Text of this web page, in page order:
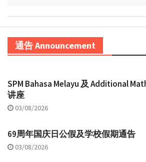
通告 Announcement
SPM Bahasa Melayu 及 Additional
讲座
03/08/2026
69周年国庆日公假及学校假期通告
03/08/2026